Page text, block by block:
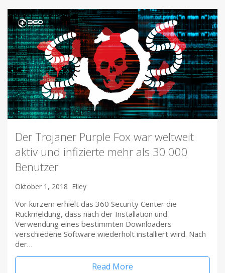
Der Trojaner Purple Fox war weltweit
aktiv und infizierte mehr als 30.000
Benutzer
Oktober 1, 2018 Elley
Vor kurzem erhielt das 360 Security Center die
Rückmeldung, dass nach der Installation und
Verwendung eines bestimmten Downloaders
verschiedene Software wiederholt installiert wird. Nach
der…
Read More